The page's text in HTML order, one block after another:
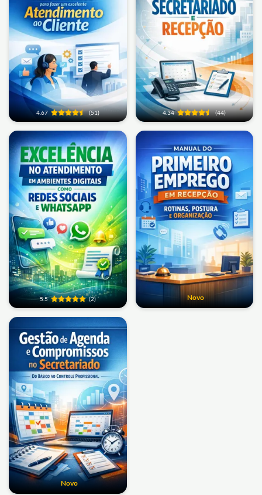
4.67 (51) 4.34 (44)
5.5 (2) Novo
Novo